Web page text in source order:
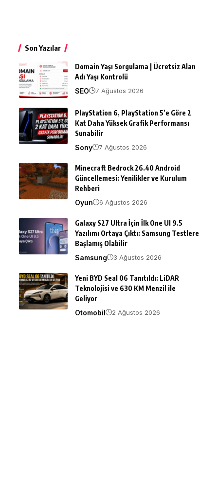
Son Yazılar
Domain Yaşı Sorgulama | Ücretsiz Alan
Adı Yaşı Kontrolü
SEO
7 Ağustos 2026
PlayStation 6, PlayStation 5’e Göre 2
Kat Daha Yüksek Grafik Performansı
Sunabilir
Sony
7 Ağustos 2026
Minecraft Bedrock 26.40 Android
Güncellemesi: Yenilikler ve Kurulum
Rehberi
Oyun
6 Ağustos 2026
Galaxy S27 Ultra İçin İlk One UI 9.5
Yazılımı Ortaya Çıktı: Samsung Testlere
Başlamış Olabilir
Samsung
3 Ağustos 2026
Yeni BYD Seal 06 Tanıtıldı: LiDAR
Teknolojisi ve 630 KM Menzil ile
Geliyor
Otomobil
2 Ağustos 2026